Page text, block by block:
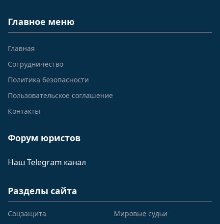
Главное меню
Главная
Сотрудничество
Политика безопасности
Пользовательское соглашение
Контакты
Форум юристов
Наш Telegram канал
Разделы сайта
Соцзащита
Мировые судьи